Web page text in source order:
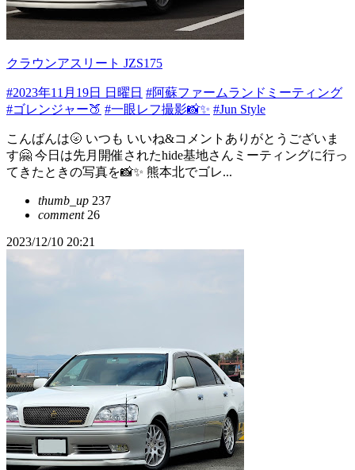
クラウンアスリート JZS175
#2023年11月19日 日曜日 #阿蘇ファームランドミーティング
#ゴレンジャー🍑 #一眼レフ撮影📸✨️ #Jun Style
こんばんは🌝 いつも いいね&コメントありがとうございま
す🤗 今日は先月開催されたhide基地さんミーティングに行っ
てきたときの写真を📸✨️ 熊本北でゴレ...
thumb_up 237
comment26
2023/12/10 20:21